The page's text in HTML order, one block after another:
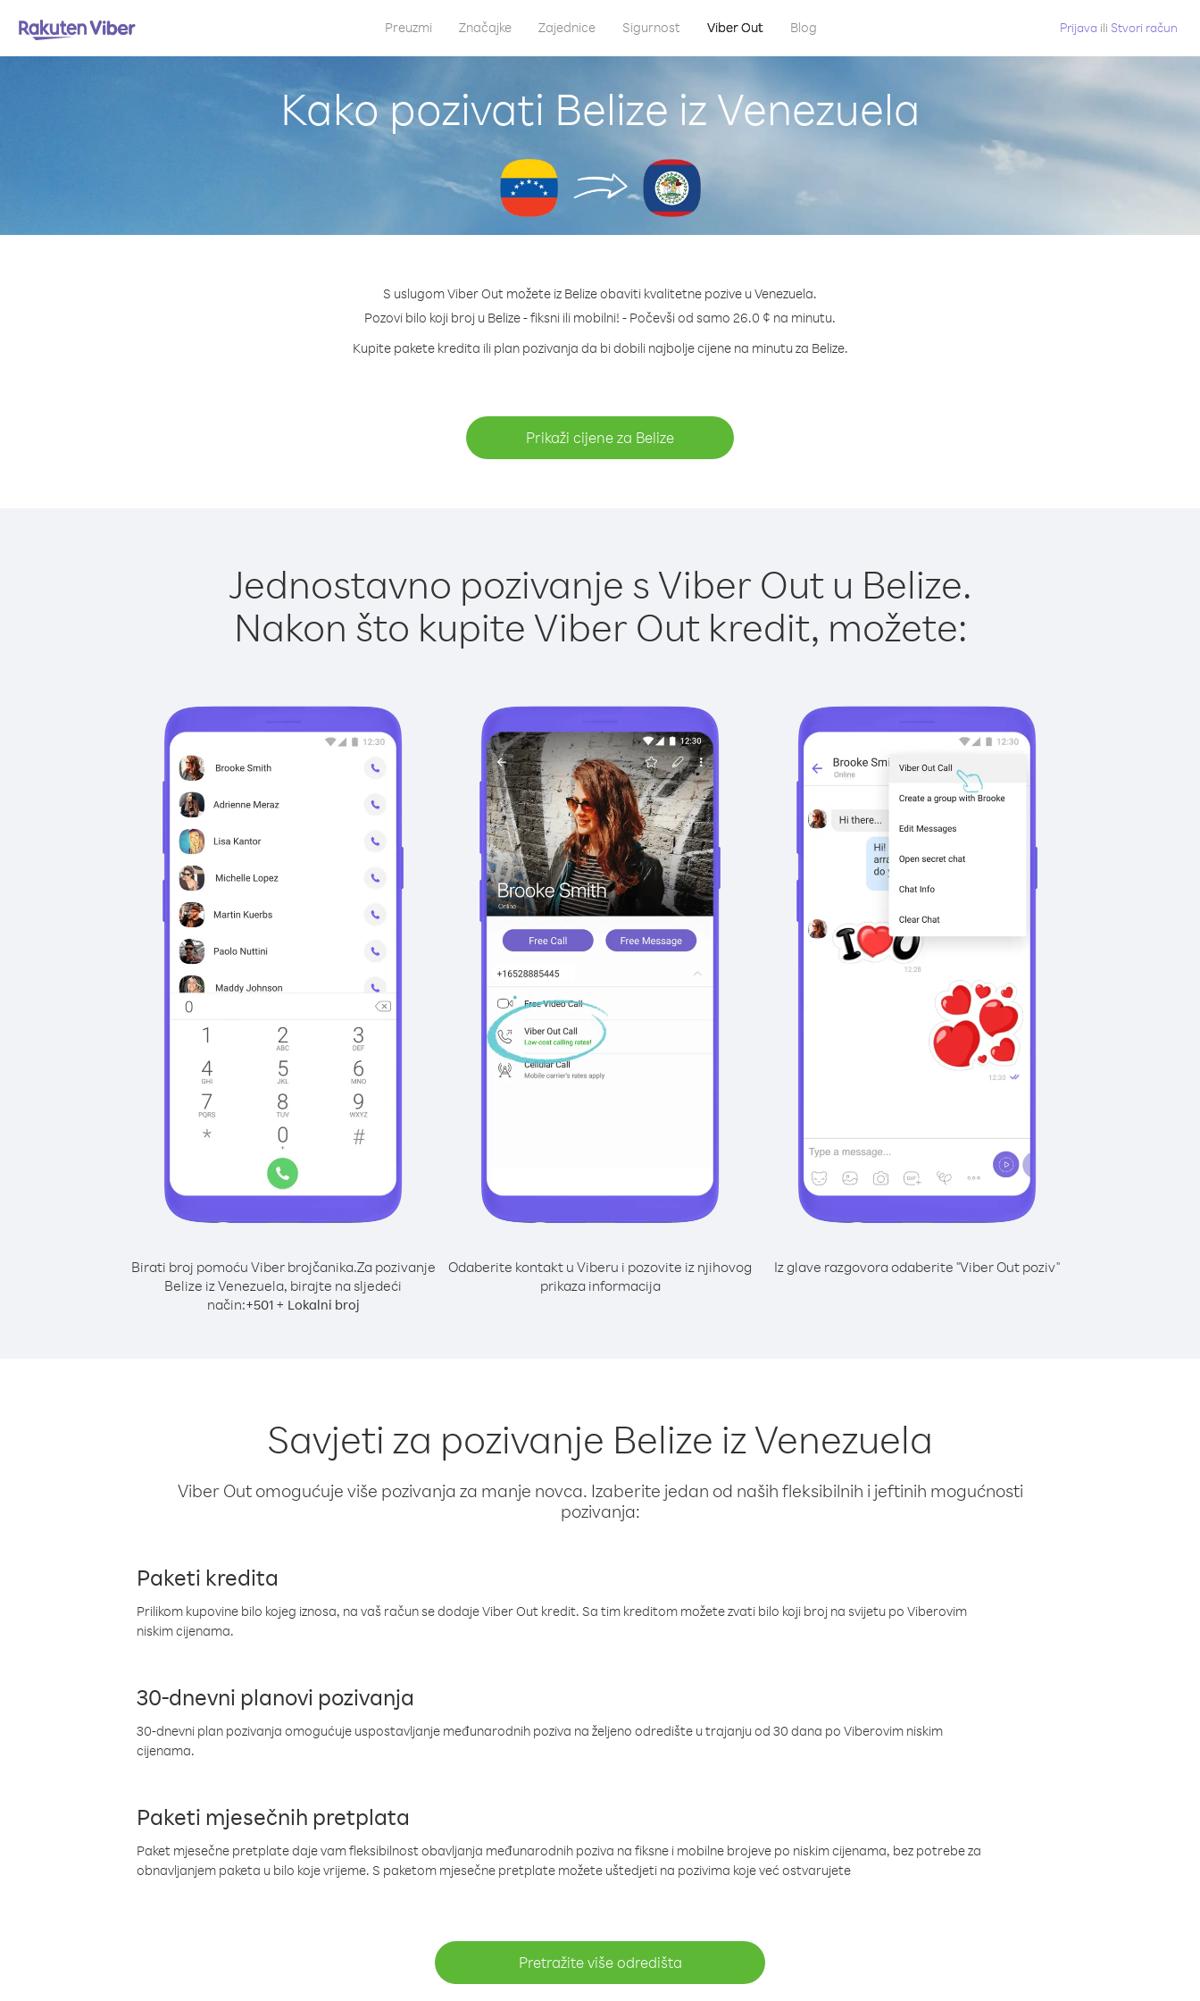
Preuzmi Značajke Zajednice Sigurnost Viber Out Blog Prijava ili Stvori račun
Kako pozivati Belize iz Venezuela
S uslugom Viber Out možete iz Belize obaviti kvalitetne pozive u Venezuela.
Pozovi bilo koji broj u Belize - fiksni ili mobilni! - Počevši od samo 26.0 ¢ na minutu.
Kupite pakete kredita ili plan pozivanja da bi dobili najbolje cijene na minutu za Belize.
Prikaži cijene za Belize
Jednostavno pozivanje s Viber Out u Belize.
Nakon što kupite Viber Out kredit, možete:
Birati broj pomoću Viber brojčanika.Za pozivanje
Belize iz Venezuela, birajte na sljedeći
način:+501+ Lokalni broj
Odaberite kontakt u Viberu i pozovite iz njihovog
prikaza informacija
Iz glave razgovora odaberite "Viber Out poziv"
Savjeti za pozivanje Belize iz Venezuela
Viber Out omogućuje više pozivanja za manje novca. Izaberite jedan od naših fleksibilnih i jeftinih mogućnosti
pozivanja:
Paketi kredita
Prilikom kupovine bilo kojeg iznosa, na vaš račun se dodaje Viber Out kredit. Sa tim kreditom možete zvati bilo koji broj na svijetu po Viberovim
niskim cijenama.
30-dnevni planovi pozivanja
30-dnevni plan pozivanja omogućuje uspostavljanje međunarodnih poziva na željeno odredište u trajanju od 30 dana po Viberovim niskim
cijenama.
Paketi mjesečnih pretplata
Paket mjesečne pretplate daje vam fleksibilnost obavljanja međunarodnih poziva na fiksne i mobilne brojeve po niskim cijenama, bez potrebe za
obnavljanjem paketa u bilo koje vrijeme. S paketom mjesečne pretplate možete uštedjeti na pozivima koje već ostvarujete
Pretražite više odredišta